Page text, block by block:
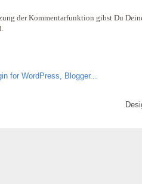
der Kommentarfunktion gibst Du